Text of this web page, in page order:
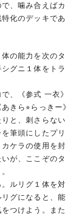
、噛み合えばカ
化のデッキであ
の能力を次のタ
グニ１体をトラ
、《参式 一衣》
きら⭐︎らっきー》
と、刺さらない
筆頭にしたプリ
ケラの使用を封
が、ここぞのタ
ルリグ１体を対
グになると、能
つけよう。また